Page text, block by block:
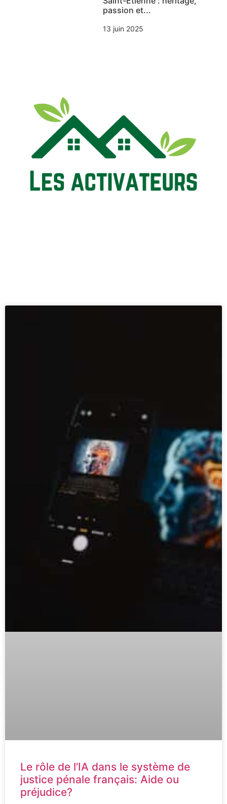
passion et...
13 juin 2025
Le rôle de l’IA dans le système de
justice pénale français: Aide ou
préjudice?